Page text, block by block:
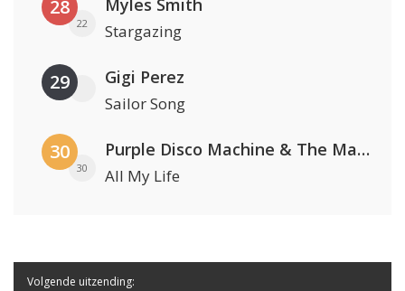
28
22
Myles Smith
Stargazing
29 Gigi Perez
Sailor Song
30
30
Purple Disco Machine & The Magician
All My Life
Volgende uitzending: